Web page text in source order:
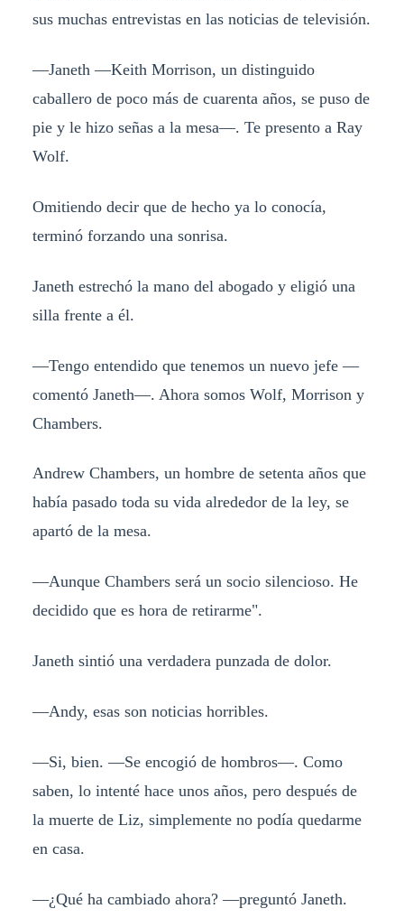
sus muchas entrevistas en las noticias de televisión.
—Janeth —Keith Morrison, un distinguido
caballero de poco más de cuarenta años, se puso de
pie y le hizo señas a la mesa—. Te presento a Ray
Wolf.
Omitiendo decir que de hecho ya lo conocía,
terminó forzando una sonrisa.
Janeth estrechó la mano del abogado y eligió una
silla frente a él.
—Tengo entendido que tenemos un nuevo jefe —
comentó Janeth—. Ahora somos Wolf, Morrison y
Chambers.
Andrew Chambers, un hombre de setenta años que
había pasado toda su vida alrededor de la ley, se
apartó de la mesa.
—Aunque Chambers será un socio silencioso. He
decidido que es hora de retirarme".
Janeth sintió una verdadera punzada de dolor.
—Andy, esas son noticias horribles.
—Si, bien. —Se encogió de hombros—. Como
saben, lo intenté hace unos años, pero después de
la muerte de Liz, simplemente no podía quedarme
en casa.
—¿Qué ha cambiado ahora? —preguntó Janeth.